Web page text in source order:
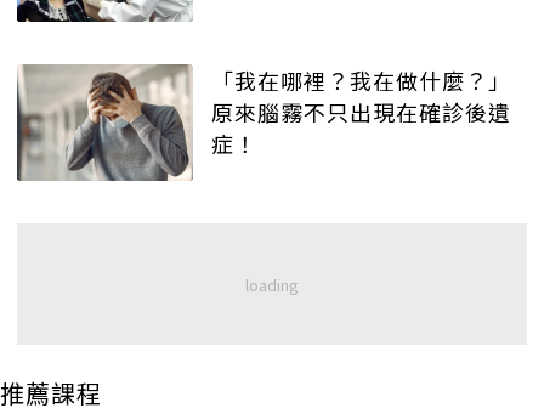
「我在哪裡？我在做什麼？」
原來腦霧不只出現在確診後遺
症！
推薦課程